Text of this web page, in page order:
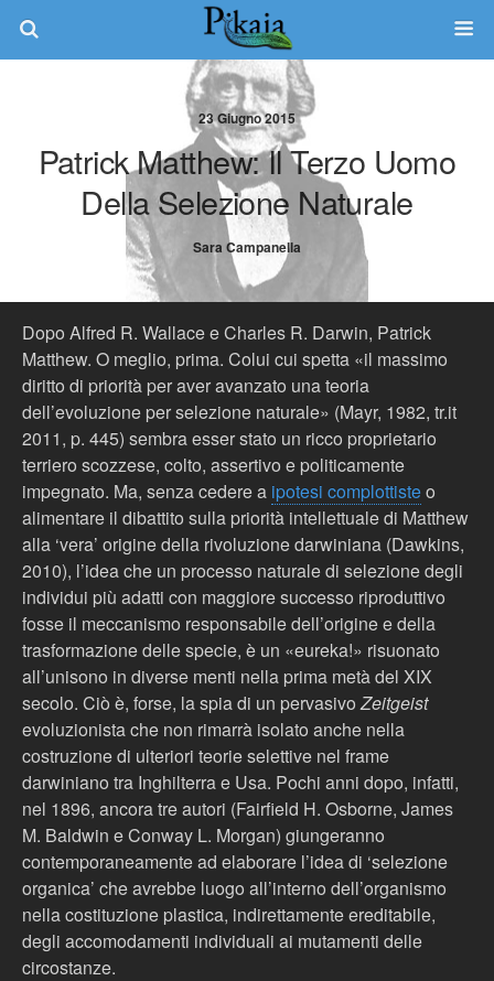
23 Giugno 2015
Patrick Matthew: Il Terzo Uomo
Della Selezione Naturale
Sara Campanella
Dopo Alfred R. Wallace e Charles R. Darwin, Patrick
Matthew. O meglio, prima. Colui cui spetta «il massimo
diritto di priorità per aver avanzato una teoria
dell’evoluzione per selezione naturale» (Mayr, 1982, tr.it
2011, p. 445) sembra esser stato un ricco proprietario
terriero scozzese, colto, assertivo e politicamente
impegnato. Ma, senza cedere a ipotesi complottisteo
alimentare il dibattito sulla priorità intellettuale di Matthew
alla ‘vera’ origine della rivoluzione darwiniana (Dawkins,
2010), l’idea che un processo naturale di selezione degli
individui più adatti con maggiore successo riproduttivo
fosse il meccanismo responsabile dell’origine e della
trasformazione delle specie, è un «eureka!» risuonato
all’unisono in diverse menti nella prima metà del XIX
secolo. Ciò è, forse, la spia di un pervasivoZeitgeist
evoluzionista che non rimarrà isolato anche nella
costruzione di ulteriori teorie selettive nel frame
darwiniano tra Inghilterra e Usa. Pochi anni dopo, infatti,
nel 1896, ancora tre autori (Fairfield H. Osborne, James
M. Baldwin e Conway L. Morgan) giungeranno
contemporaneamente ad elaborare l’idea di ‘selezione
organica’ che avrebbe luogo all’interno dell’organismo
nella costituzione plastica, indirettamente ereditabile,
degli accomodamenti individuali ai mutamenti delle
circostanze.